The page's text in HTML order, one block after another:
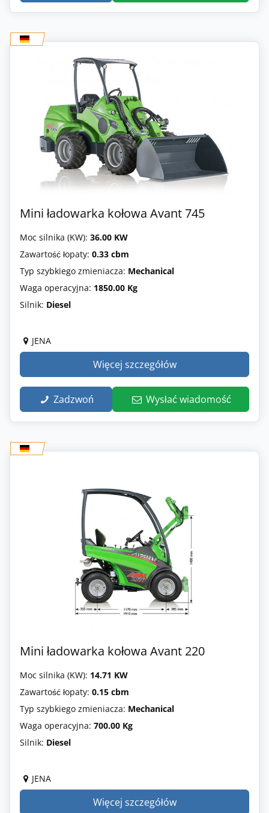
Mini ładowarka kołowa Avant 745
Moc silnika (KW): 36.00 KW
Zawartość łopaty: 0.33 cbm
Typ szybkiego zmieniacza: Mechanical
Waga operacyjna: 1850.00 Kg
Silnik: Diesel
JENA
Więcej szczegółów
Zadzwoń Wysłać wiadomość
Mini ładowarka kołowa Avant 220
Moc silnika (KW): 14.71 KW
Zawartość łopaty: 0.15 cbm
Typ szybkiego zmieniacza: Mechanical
Waga operacyjna: 700.00 Kg
Silnik: Diesel
JENA
Więcej szczegółów